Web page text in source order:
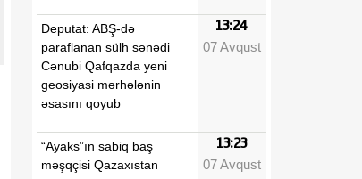
Deputat: ABŞ-də
paraflanan sülh sənədi
Cənubi Qafqazda yeni
geosiyasi mərhələnin
əsasını qoyub
13:24
07 Avqust
“Ayaks”ın sabiq baş
məşqçisi Qazaxıstan
13:23
07 Avqust